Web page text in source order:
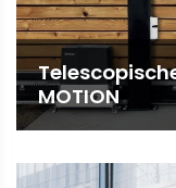
MOTION